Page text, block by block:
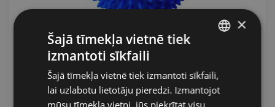
SPIKY MASSAGE BALL 10 CM MASAŽAS
TOGU
ENGLISH
RUSSIAN
×
Šajā tīmekļa vietnē tiek
izmantoti sīkfaili
Šajā tīmekļa vietnē tiek izmantoti sīkfaili,
lai uzlabotu lietotāju pieredzi. Izmantojot
mūsu tīmekļa vietni, jūs piekrītat visu